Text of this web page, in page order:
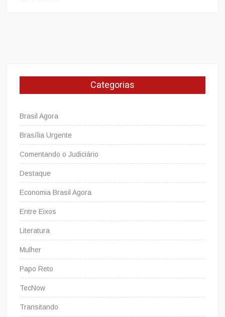
Edital
com
1.500
vagas!
Categorias
Brasil Agora
Brasília Urgente
Comentando o Judiciário
Destaque
Economia Brasil Agora
Entre Eixos
Literatura
Mulher
Papo Reto
TecNow
Transitando